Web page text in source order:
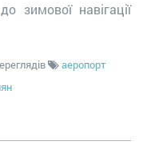
зимової навігації
аеропорт